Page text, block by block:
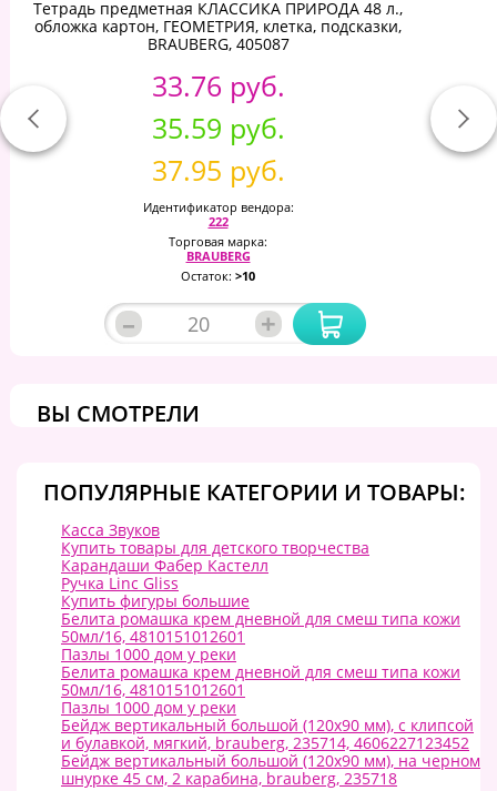
Тетрадь предметная КЛАССИКА ПРИРОДА 48 л.,
обложка картон, ГЕОМЕТРИЯ, клетка, подсказки,
BRAUBERG, 405087
33.76 руб.
35.59 руб.
37.95 руб.
Идентификатор вендора:
222
Торговая марка:
BRAUBERG
Остаток: >10
– +
ВЫ СМОТРЕЛИ
ПОПУЛЯРНЫЕ КАТЕГОРИИ И ТОВАРЫ:
Касса Звуков
Купить товары для детского творчества
Карандаши Фабер Кастелл
Ручка Linc Gliss
Купить фигуры большие
Белита ромашка крем дневной для смеш типа кожи
50мл/16, 4810151012601
Пазлы 1000 дом у реки
Белита ромашка крем дневной для смеш типа кожи
50мл/16, 4810151012601
Пазлы 1000 дом у реки
Бейдж вертикальный большой (120х90 мм), с клипсой
и булавкой, мягкий, brauberg, 235714, 4606227123452
Бейдж вертикальный большой (120х90 мм), на черном
шнурке 45 см, 2 карабина, brauberg, 235718